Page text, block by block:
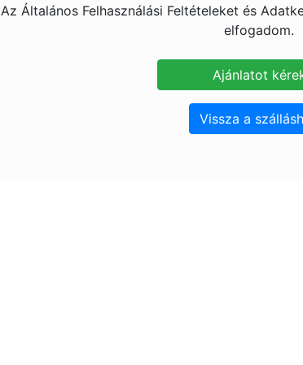
Az Általános Felhasználási Feltételeket és
elfogadom.
Vissza a